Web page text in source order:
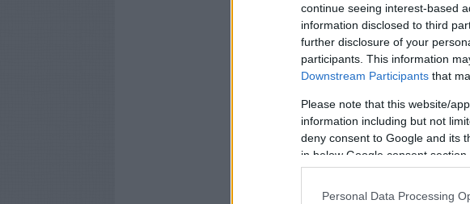
continue seeing interest-based
information disclosed to third
further disclosure of your
participants. This information
Downstream Participants that
Please note that this website/
information including but not
deny consent to Google and its
in below Google consent section.
Personal Data Processing